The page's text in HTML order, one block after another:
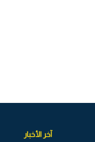
آخر الأخبار